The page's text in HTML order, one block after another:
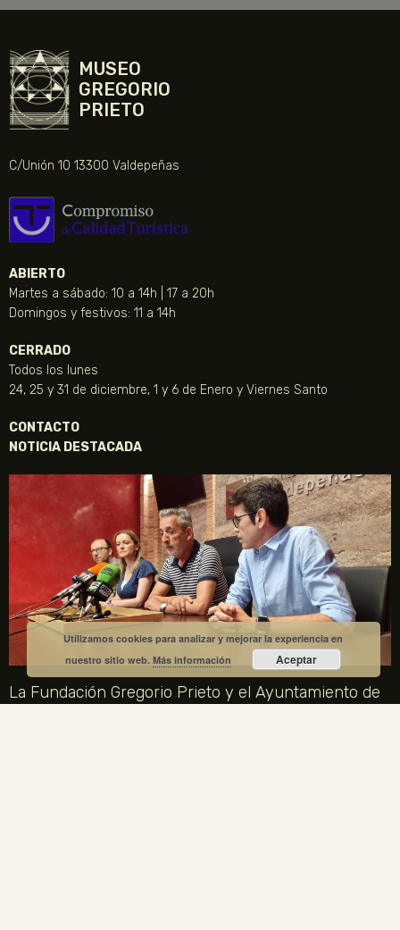
MUSEO
GREGORIO
PRIETO
C/Unión 10 13300 Valdepeñas
ABIERTO
Martes a sábado: 10 a 14h | 17 a 20h
Domingos y festivos: 11 a 14h
CERRADO
Todos los lunes
24, 25 y 31 de diciembre, 1 y 6 de Enero y Viernes Santo
CONTACTO
NOTICIA DESTACADA
La Fundación Gregorio Prieto y el Ayuntamiento de
Utilizamos cookies para analizar y mejorar la experiencia en
nuestro sitio web.Más información Aceptar